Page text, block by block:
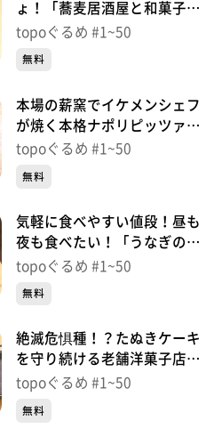
ょ！「蕎麦居酒屋と和菓子の
店 京乃北」（太白区富沢
topoぐるめ #1~50
無料
本場の薪窯でイケメンシェフ
が焼く本格ナポリピッツァ
「amo la Pizza」（太白区鹿
topoぐるめ #1~50
無料
気軽に食べやすい値段！昼も
夜も食べたい！「うなぎのひ
ととき」（泉区七北田大沢
topoぐるめ #1~50
無料
絶滅危惧種！？たぬきケーキ
を守り続ける老舗洋菓子店
「大黒屋」（若林区連坊）＃
topoぐるめ #1~50
無料